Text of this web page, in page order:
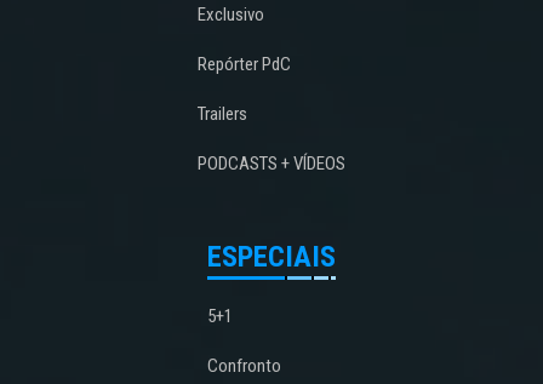
Exclusivo
Repórter PdC
Trailers
PODCASTS + VÍDEOS
ESPECIAIS
5+1
Confronto